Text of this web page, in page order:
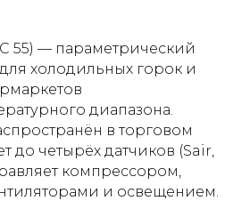
55) — параметрический
холодильных горок и
диапазона.
в торговом
до четырёх датчиков (Sair,
компрессором,
и освещением.